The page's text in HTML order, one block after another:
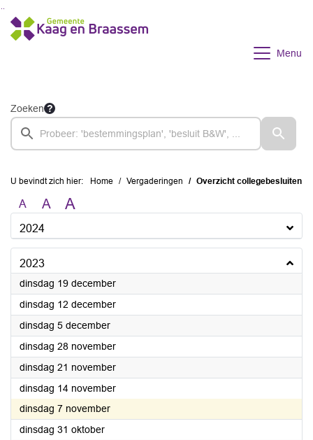
Ga naar de inhoud van deze pagina
Ga naar het zoeken
Ga naar het menu
Menu
Zoeken
U bevindt zich hier: Home Vergaderingen Overzicht collegebesluiten
A A A
2024
2023
dinsdag 19 december2023
dinsdag 12 december2023
dinsdag 5 december2023
dinsdag 28 november2023
dinsdag 21 november2023
dinsdag 14 november2023
dinsdag 7 november2023
dinsdag 31 oktober2023